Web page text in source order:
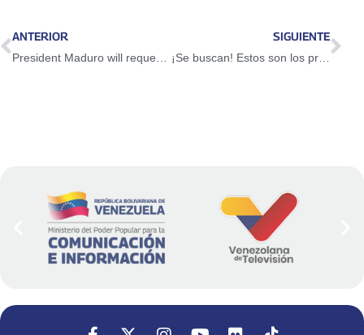
ANTERIOR SIGUIENTE
¡Se buscan! Estos son los prófugos del magnicidio en grado de frustración contra el Estado y Pueblo venezolano